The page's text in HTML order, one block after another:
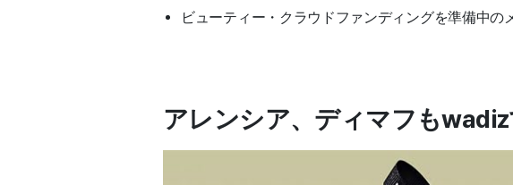
ビューティー・クラウドファンディングを準備中の
アレンシア、ディマフもwadiz